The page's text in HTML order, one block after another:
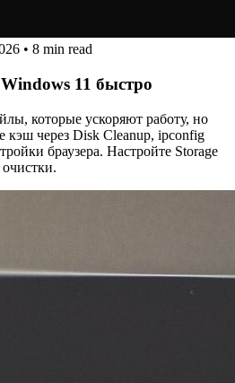
• 8 min read
11 быстро
которые ускоряют работу, но
кэш через Disk Cleanup, ipconfig
браузера. Настройте Storage
очистки.